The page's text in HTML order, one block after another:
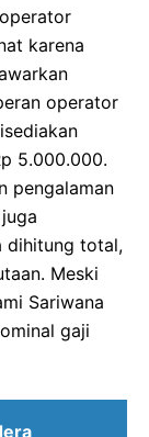
karena
operator
5.000.000.
pengalaman
dihitung total,
Meski
Sariwana
gaji